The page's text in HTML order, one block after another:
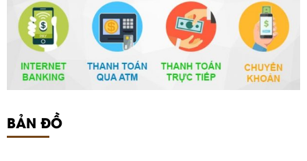
BẢN ĐỒ